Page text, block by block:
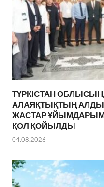
ТҮРКІСТАН
АЛАЯҚТЫҚТЫҢ
ЖАСТАР
ҚОЛ ҚОЙЫЛДЫ
04.08.2026